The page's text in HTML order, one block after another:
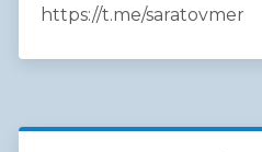
https://t.me/saratovmer